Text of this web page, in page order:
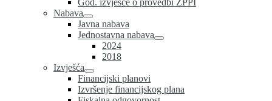
God. izvješće o provedbi ZPPI
Nabava
Javna nabava
Jednostavna nabava
2024
2018
Izvješća
Financijski planovi
Izvršenje financijskog plana